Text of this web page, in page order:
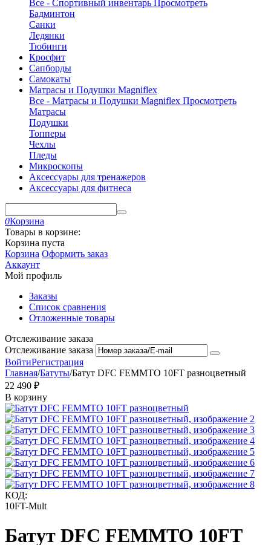
Все - Спортивный инвентарь Просмотреть
Бадминтон
Санки
Ледянки
Тюбинги
Кросфит
Сапборды
Самокаты
Матрасы и Подушки Magniflex
Все - Матрасы и Подушки Magniflex Просмотреть
Матрасы
Подушки
Топперы
Чехлы
Пледы
Микроскопы
Аксессуары для тренажеров
Аксессуары для фитнеса
0Корзина
Товары в корзине:
Корзина пуста
Корзина Оформить заказ
Аккаунт
Мой профиль
Заказы
Список сравнения
Отложенные товары
Отслеживание заказа
Отслеживание заказа
ВойтиРегистрация
Главная/Батуты/Батут DFC FEMMTO 10FT разноцветный
22 490 ₽
В корзину
КОД:
10FT-Mult
Батут DFC FEMMTO 10FT